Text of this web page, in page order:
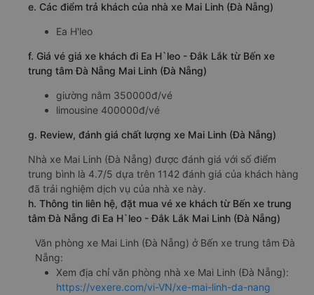
e. Các điểm trả khách của nhà xe Mai Linh (Đà Nẵng)
Ea H'leo
f. Giá vé giá xe khách đi Ea H`leo - Đắk Lắk từ Bến xe
trung tâm Đà Nẵng Mai Linh (Đà Nẵng)
giường nằm 350000đ/vé
limousine 400000đ/vé
g. Review, đánh giá chất lượng xe Mai Linh (Đà Nẵng)
Nhà xe Mai Linh (Đà Nẵng) được đánh giá với số điểm
trung bình là 4.7/5 dựa trên 1142 đánh giá của khách hàng
đã trải nghiệm dịch vụ của nhà xe này.
h. Thông tin liên hệ, đặt mua vé xe khách từ Bến xe trung
tâm Đà Nẵng đi Ea H`leo - Đắk Lắk Mai Linh (Đà Nẵng)
Văn phòng xe Mai Linh (Đà Nẵng) ở Bến xe trung tâm Đà
Nẵng:
Xem địa chỉ văn phòng nhà xe Mai Linh (Đà Nẵng):
https://vexere.com/vi-VN/xe-mai-linh-da-nang